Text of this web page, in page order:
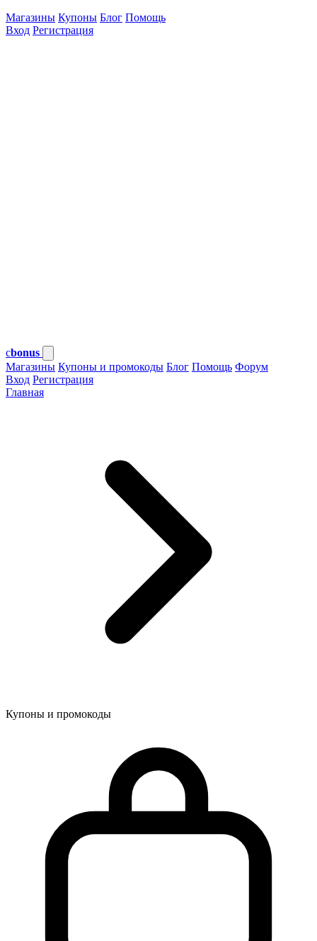
Магазины Купоны Блог Помощь
Вход Регистрация
cbonus
Магазины Купоны и промокоды Блог Помощь Форум
Вход Регистрация
Главная
Купоны и промокоды